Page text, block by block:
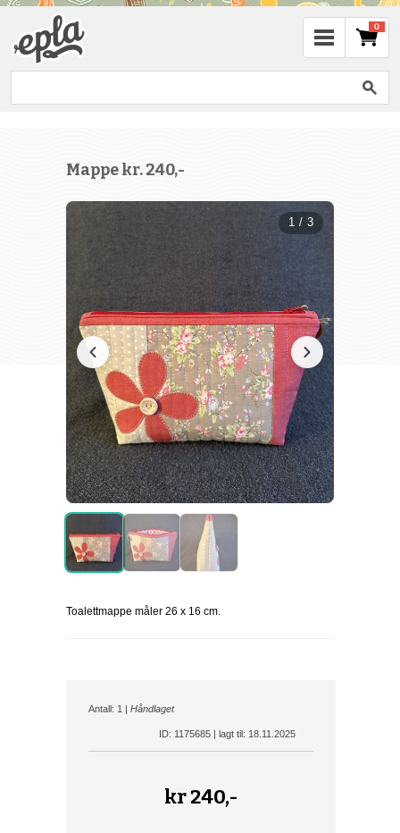
0
Mappe kr. 240,-
1 / 3
Toalettmappe måler 26 x 16 cm.
Antall: 1 | Håndlaget
ID: 1175685 | lagt til: 18.11.2025
kr240,-